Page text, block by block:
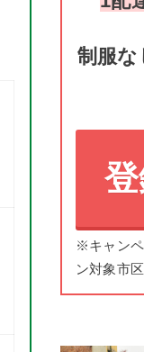
制服
※キャン
ン対象市